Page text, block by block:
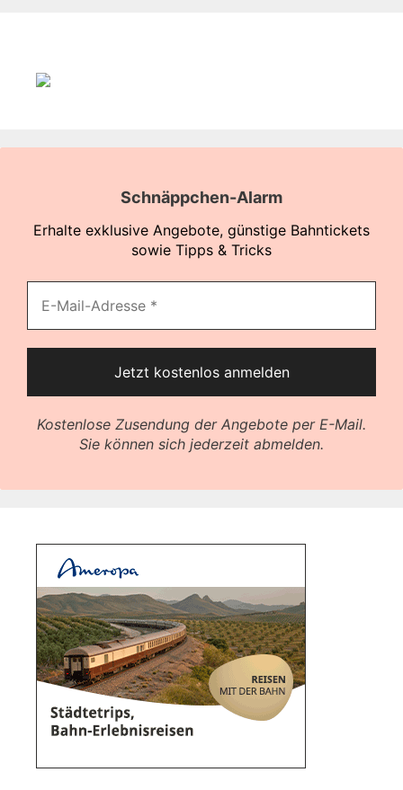
Schnäppchen-Alarm
Erhalte exklusive Angebote, günstige Bahntickets
sowie Tipps & Tricks
Kostenlose Zusendung der Angebote per E-Mail.
Sie können sich jederzeit abmelden.